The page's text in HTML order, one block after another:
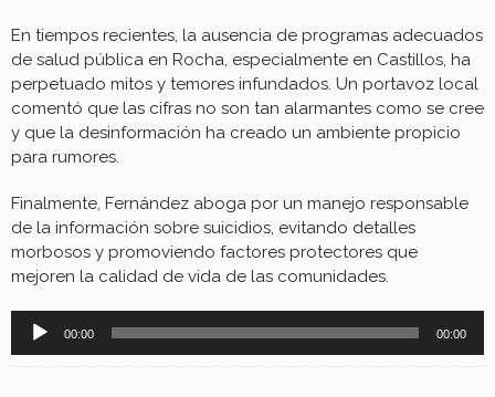
En tiempos recientes, la ausencia de programas adecuados
de salud pública en Rocha, especialmente en Castillos, ha
perpetuado mitos y temores infundados. Un portavoz local
comentó que las cifras no son tan alarmantes como se cree
y que la desinformación ha creado un ambiente propicio
para rumores.
Finalmente, Fernández aboga por un manejo responsable
de la información sobre suicidios, evitando detalles
morbosos y promoviendo factores protectores que
mejoren la calidad de vida de las comunidades.
Reproductor
00:00 00:00